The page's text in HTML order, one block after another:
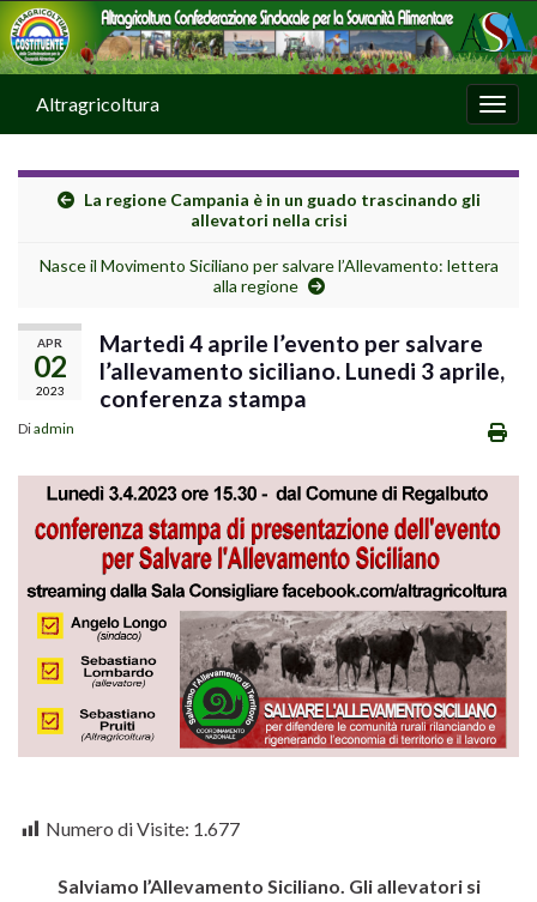
Altragricoltura
La regione Campania è in un guado trascinando gli
allevatori nella crisi
Nasce il Movimento Siciliano per salvare l’Allevamento: lettera
alla regione
APR
02
2023
Martedi 4 aprile l’evento per salvare
l’allevamento siciliano. Lunedi 3 aprile,
conferenza stampa
Diadmin
Numero di Visite: 1.677
Salviamo l’Allevamento Siciliano. Gli allevatori si